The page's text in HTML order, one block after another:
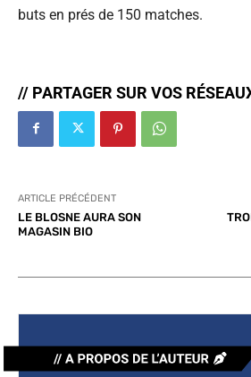
buts en prés de 150 matches.
// PARTAGER SUR VOS
ARTICLE PRÉCÉDENT
LE BLOSNE AURA SON
MAGASIN BIO